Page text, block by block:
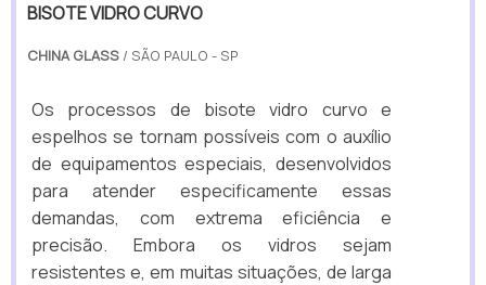
BISOTE VIDRO CURVO
CHINA GLASS / SÃO PAULO - SP
Os processos de bisote vidro curvo e
espelhos se tornam possíveis com o auxílio
de equipamentos especiais, desenvolvidos
para atender especificamente essas
demandas, com extrema eficiência e
precisão. Embora os vidros sejam
resistentes e, em muitas situações, de larga